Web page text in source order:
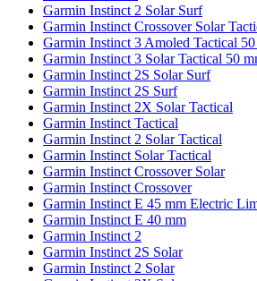
Garmin Instinct 2 Solar Surf
Garmin Instinct Crossover Solar
Garmin Instinct 3 Amoled Tactical
Garmin Instinct 3 Solar Tactical 50
Garmin Instinct 2S Solar Surf
Garmin Instinct 2S Surf
Garmin Instinct 2X Solar Tactical
Garmin Instinct Tactical
Garmin Instinct 2 Solar Tactical
Garmin Instinct Solar Tactical
Garmin Instinct Crossover Solar
Garmin Instinct Crossover
Garmin Instinct E 45 mm Electric
Garmin Instinct E 40 mm
Garmin Instinct 2
Garmin Instinct 2S Solar
Garmin Instinct 2 Solar